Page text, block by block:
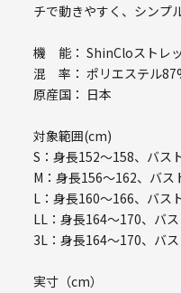
チで動きやすく、シンプ
機 能： ShinCloストレ
混 率： ポリエステル
原産国： 日本
対象範囲(cm)
S：身長152～158、バス
M：身長156～162、バス
L：身長160～166、バス
LL：身長164～170、バ
3L：身長164～170、バ
実寸（cm）